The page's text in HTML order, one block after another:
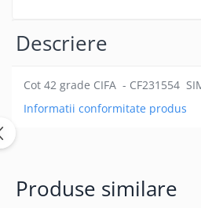
Descriere
Cot 42 grade CIFA - CF231554
Informatii conformitate produs
Produse similare